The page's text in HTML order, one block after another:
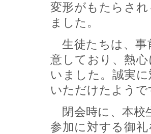
変形がもたらさ
ました。
生徒たちは、事
意しており、熱
いました。誠実
いただけたようで
閉会時に、本校
参加に対する御